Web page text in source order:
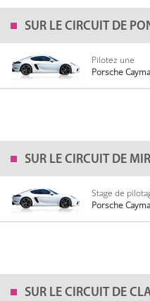
SUR LE CIRCUIT DE
Pilotez une
Porsche
SUR LE CIRCUIT DE
Stage de
Porsche
SUR LE CIRCUIT DE